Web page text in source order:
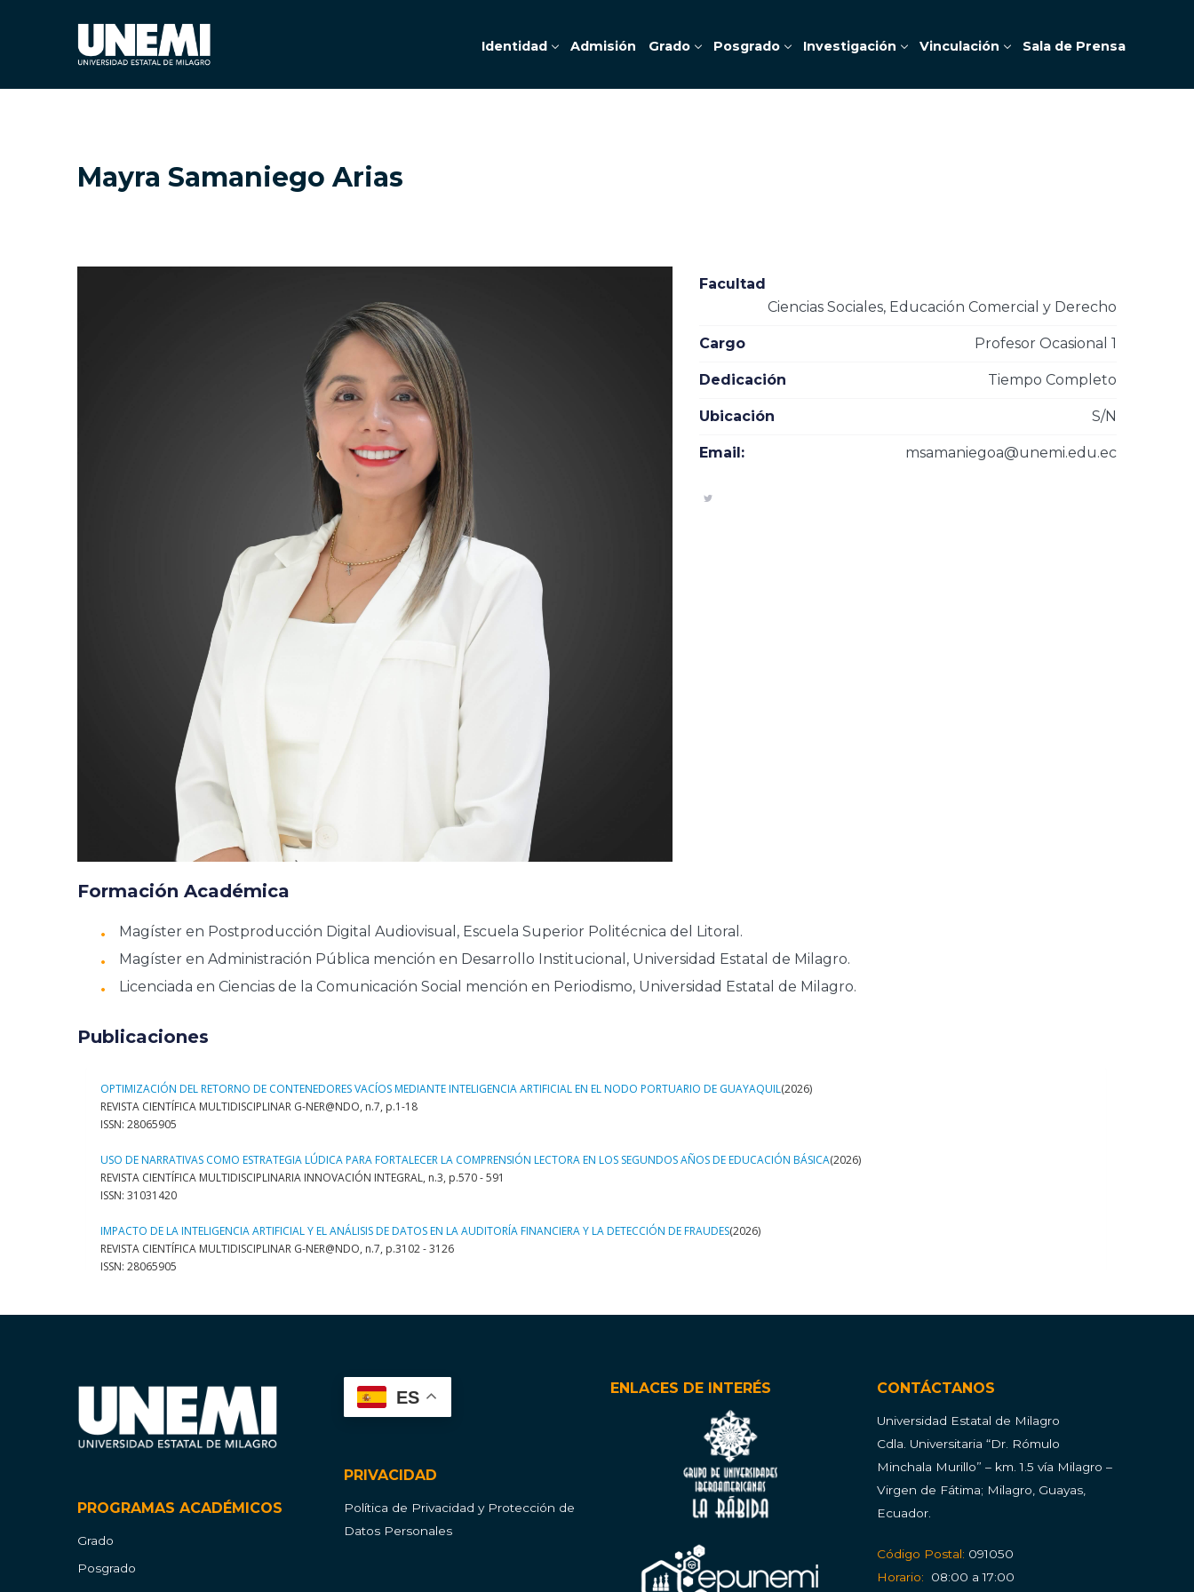
Identidad Admisión Grado Posgrado Investigación Vinculación Sala de Prensa
Mayra Samaniego Arias
Facultad
Ciencias Sociales, Educación Comercial y Derecho
Cargo Profesor Ocasional 1
Dedicación Tiempo Completo
Ubicación S/N
Email: msamaniegoa@unemi.edu.ec
Formación Académica
Magíster en Postproducción Digital Audiovisual, Escuela Superior Politécnica del Litoral.
Magíster en Administración Pública mención en Desarrollo Institucional, Universidad Estatal de Milagro.
Licenciada en Ciencias de la Comunicación Social mención en Periodismo, Universidad Estatal de Milagro.
Publicaciones
PROGRAMAS ACADÉMICOS
Grado
Posgrado
ES
PRIVACIDAD
Política de Privacidad y Protección de
Datos Personales
ENLACES DE INTERÉS CONTÁCTANOS
Universidad Estatal de Milagro
Cdla. Universitaria “Dr. Rómulo
Minchala Murillo” – km. 1.5 vía Milagro –
Virgen de Fátima; Milagro, Guayas,
Ecuador.
Código Postal: 091050
Horario:
08:00 a 17:00